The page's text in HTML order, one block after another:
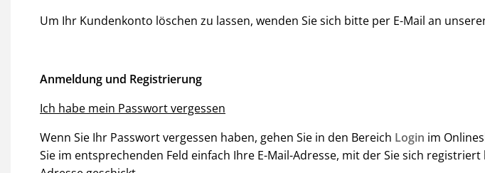
Um Ihr Kundenkonto löschen zu lassen, wenden Sie sich bitte per E-Mail an
Anmeldung und Registrierung
Ich habe mein Passwort vergessen
Wenn Sie Ihr Passwort vergessen haben, gehen Sie in den Bereich Login im
Sie im entsprechenden Feld einfach Ihre E-Mail-Adresse, mit der Sie sich